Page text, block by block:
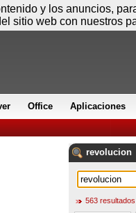
Office Aplicaciones
revolucion
563 resultados
y los anuncios,
sitio web con nuestros